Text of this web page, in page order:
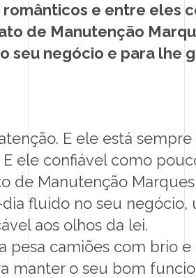
e entre eles
de Manutenção
seu negócio e para lhe
E ele está
ele confiável como
de Manutenção
fluido no seu negócio,
aos olhos da lei.
pesa camiões com brio
manter o seu bom